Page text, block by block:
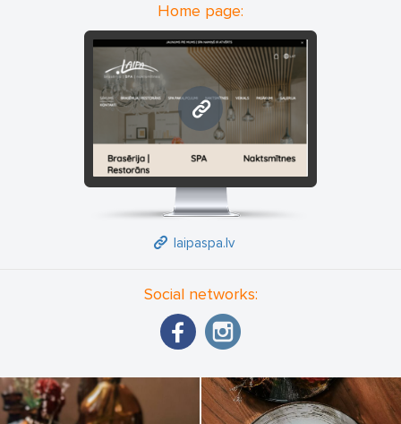
Home page:
laipaspa.lv
laipaspa.lv
Social networks: